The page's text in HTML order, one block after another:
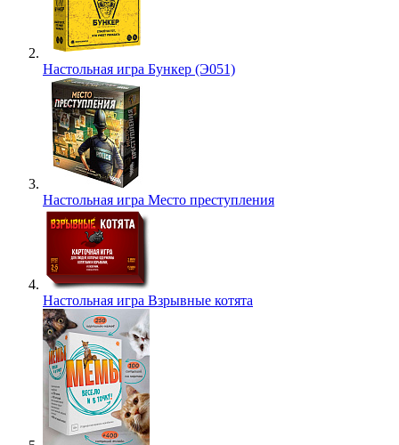
Настольная игра Бункер (Э051)
Настольная игра Место преступления
Настольная игра Взрывные котята